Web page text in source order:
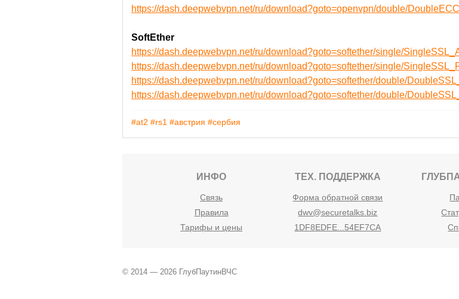
https://dash.deepwebvpn.net/ru/download?goto=openvpn/double/
SoftEther
https://dash.deepwebvpn.net/ru/download?goto=softether/single/
https://dash.deepwebvpn.net/ru/download?goto=softether/single/
https://dash.deepwebvpn.net/ru/download?goto=softether/double/
https://dash.deepwebvpn.net/ru/download?goto=softether/double/
#at2 #rs1 #австрия #сербия
ИНФО
Связь
Правила
Тарифы и цены
ТЕХ. ПОДДЕРЖКА
Форма обратной связи
dwv@securetalks.biz
1DF8EDFE...54EF7CA
© 2014 — 2026 ГлубПаутинВЧС